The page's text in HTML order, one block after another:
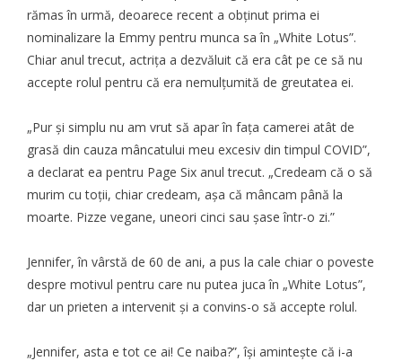
rămas în urmă, deoarece recent a obținut prima ei
nominalizare la Emmy pentru munca sa în „White Lotus”.
Chiar anul trecut, actrița a dezvăluit că era cât pe ce să nu
accepte rolul pentru că era nemulțumită de greutatea ei.
„Pur și simplu nu am vrut să apar în fața camerei atât de
grasă din cauza mâncatului meu excesiv din timpul COVID”,
a declarat ea pentru Page Six anul trecut. „Credeam că o să
murim cu toții, chiar credeam, așa că mâncam până la
moarte. Pizze vegane, uneori cinci sau șase într-o zi.”
Jennifer, în vârstă de 60 de ani, a pus la cale chiar o poveste
despre motivul pentru care nu putea juca în „White Lotus”,
dar un prieten a intervenit și a convins-o să accepte rolul.
„Jennifer, asta e tot ce ai! Ce naiba?”, își amintește că i-a